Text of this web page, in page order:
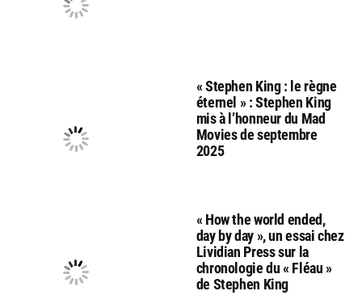
« Stephen King : le règne
éternel » : Stephen King
mis à l’honneur du Mad
Movies de septembre
2025
« How the world ended,
day by day », un essai chez
Lividian Press sur la
chronologie du « Fléau »
de Stephen King